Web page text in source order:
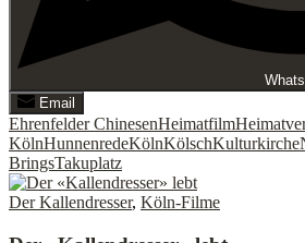
Email
Ehrenfelder ChinesenHeimatfilm
KölnHunnenredeKölnKölschKulturkirche
BringsTakuplatz
Der Kallendresser, Köln-Filme